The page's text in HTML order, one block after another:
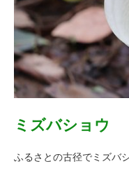
ミズバショウ
ふるさとの古径でミズバ